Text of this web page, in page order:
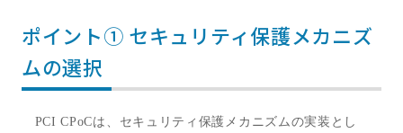
ポイント① セキュリティ保護メカニズ
ムの選択
PCI CPoCは、セキュリティ保護メカニズムの実装とし